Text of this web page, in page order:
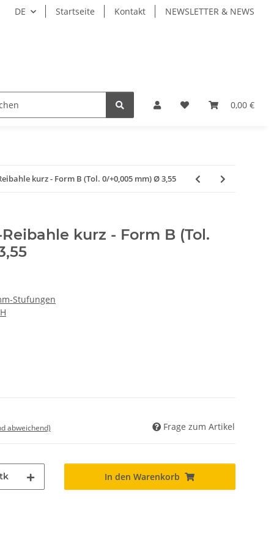
DE Startseite Kontakt NEWSLETTER & NEWS
0,00 €
WERKZEUGAUFNAHMEN
kurz - Form B (Tol. 0/+0,005 mm) Ø 3,55
kurz - Form B (Tol.
Stufungen
abweichend) Frage zum Artikel
In den Warenkorb